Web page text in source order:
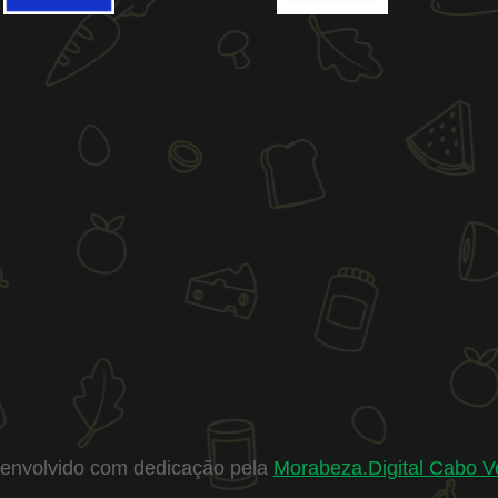
com dedicação pela Morabeza.Digital Cabo